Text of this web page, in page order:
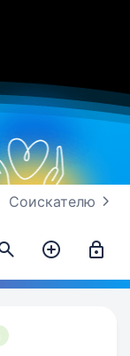
Соискателю